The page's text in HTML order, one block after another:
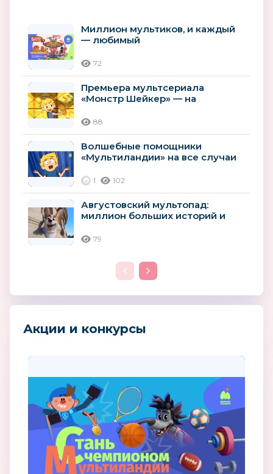
Миллион мультиков, и каждый
— любимый
72
Премьера мультсериала
«Монстр Шейкер» — на
88
Волшебные помощники
«Мультиландии» на все случаи
1 102
Августовский мультопад:
миллион больших историй и
79
Акции и конкурсы